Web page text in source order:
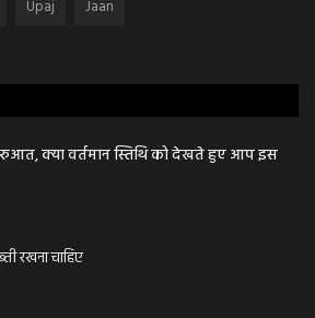
Upaj Jaan
क्या वर्तमान स्तिथि को देखते हुए आप इस
रखना चाहिए